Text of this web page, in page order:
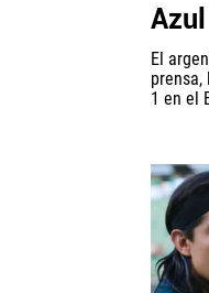
Azul
El
1 en el